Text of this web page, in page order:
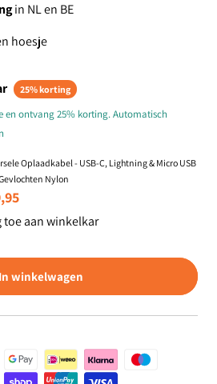
in NL en BE
hoesje
25% korting
en ontvang 25% korting. Automatisch
Oplaadkabel - USB-C, Lightning & Micro USB
Nylon
toe aan winkelkar
In winkelwagen